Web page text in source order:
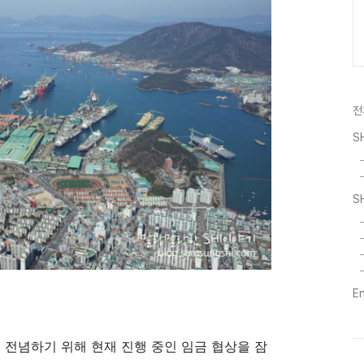
념하기 위해 현재 진행 중인 임금 협상을 잠